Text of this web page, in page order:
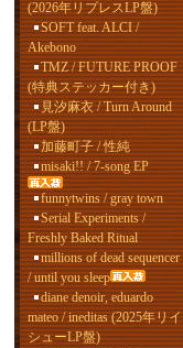
(2026年リプレスLP盤)
SOFT feat. ALCI /
Akebono
TMZ / FUTURE PROOF
(特典ステッカー付き)
見汐麻衣 / Turn Around
(LP盤)
加藤町子 / 性純
misaki!! / 7-song EP
funnytwins / gray town
Serial Experiments /
Freshly Baked Ritual
millions of dead sequencer
/ until you sleep
diane denoir, eduardo
mateo / ineditas (2025年リイ
シューLP盤)